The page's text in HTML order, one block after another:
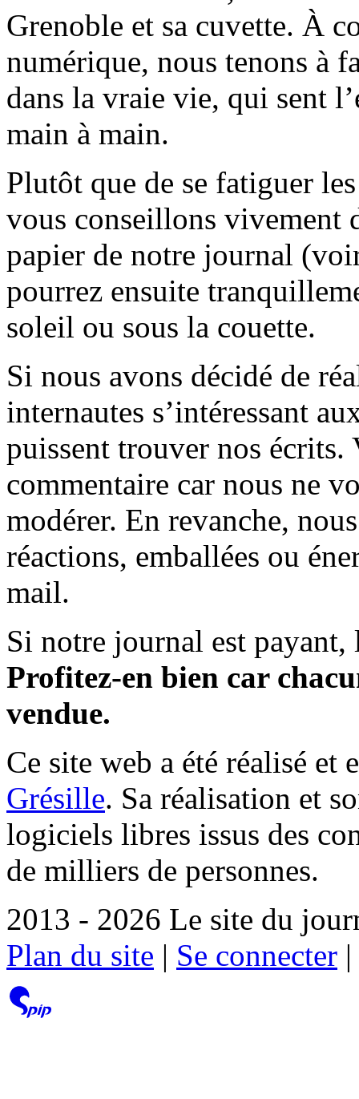
Grenoble et sa cuvette. À
numérique, nous tenons à
dans la vraie vie, qui sent
main à main.
Plutôt que de se fatiguer
vous conseillons vivement
papier de notre journal
pourrez ensuite
soleil ou sous la couette.
Si nous avons décidé de
internautes s’intéressant
puissent trouver nos écrits.
commentaire car nous ne
modérer. En revanche,
réactions, emballées ou
mail.
Si notre journal est payant,
Profitez-en bien car
vendue.
Ce site web a été réalisé et
Grésille. Sa réalisation et
logiciels libres issus des
de milliers de personnes.
2013 - 2026 Le site du
Plan du site | Se connecter |